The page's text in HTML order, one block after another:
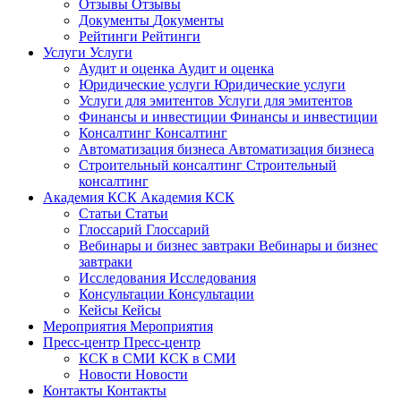
Отзывы Отзывы
Документы Документы
Рейтинги Рейтинги
Услуги Услуги
Аудит и оценка Аудит и оценка
Юридические услуги Юридические услуги
Услуги для эмитентов Услуги для эмитентов
Финансы и инвестиции Финансы и инвестиции
Консалтинг Консалтинг
Автоматизация бизнеса Автоматизация бизнеса
Строительный консалтинг Строительный
консалтинг
Академия КСК Академия КСК
Статьи Статьи
Глоссарий Глоссарий
Вебинары и бизнес завтраки Вебинары и бизнес
завтраки
Исследования Исследования
Консультации Консультации
Кейсы Кейсы
Мероприятия Мероприятия
Пресс-центр Пресс-центр
КСК в СМИ КСК в СМИ
Новости Новости
Контакты Контакты